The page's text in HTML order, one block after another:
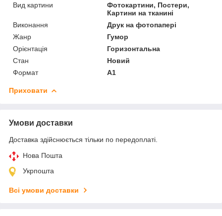
Вид картини
Фотокартини, Постери,
Картини на тканині
Виконання
Друк на фотопапері
Жанр
Гумор
Орієнтація
Горизонтальна
Стан
Новий
Формат
А1
Приховати
Умови доставки
Доставка здійснюється тільки по передоплаті.
Нова Пошта
Укрпошта
Всі умови доставки